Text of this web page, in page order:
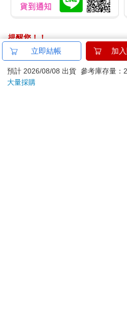
提醒您！！
金石堂及銀行均不會請您操作
ATM提款機，請不要聽從指示，以
退換貨須知：
立即結帳 加
預計 2026/08/08 出貨 參考庫存量
大量採購